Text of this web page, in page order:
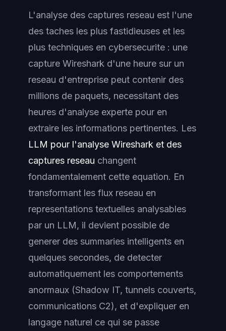
L'analyse des captures reseau est l'une
des taches les plus fastidieuses et les
plus techniques en cybersecurite : une
capture Wireshark d'une heure sur un
reseau d'entreprise peut contenir des
millions de paquets, necessitant des
heures d'analyse experte pour en
extraire les informations pertinentes. Les
LLM pour l'analyse Wireshark et des
captures reseau changent
fondamentalement cette equation. En
transformant les flux reseau en
representations textuelles analysables
par un LLM, il devient possible de
generer des summaries intelligents en
quelques secondes, de detecter
automatiquement les comportements
anormaux (Shadow IT, tunnels couverts,
communications C2), et d'expliquer en
langage naturel ce qui se passe